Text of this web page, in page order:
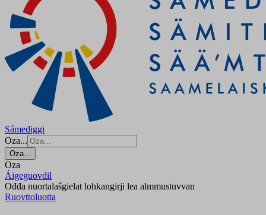
Sámediggi
Oza...
Oza...
Oza
Áigeguovdil
Ođđa nuortalašgielat lohkangirji lea almmustuvvan
Ruovttoluotta